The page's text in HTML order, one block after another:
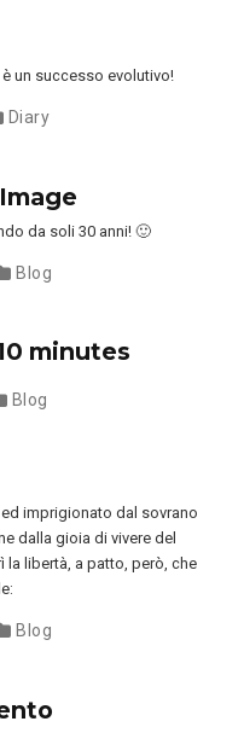
un successo evolutivo!
Diary
da soli 30 anni! 🙂
Blog
minutes
Blog
imprigionato dal sovrano
dalla gioia di vivere del
libertà, a patto, però, che
Blog